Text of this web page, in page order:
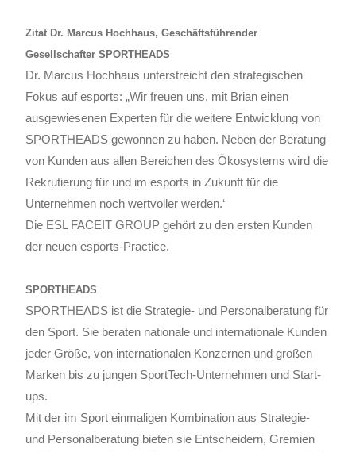
Zitat Dr. Marcus Hochhaus, Geschäftsführender
Gesellschafter SPORTHEADS
Dr. Marcus Hochhaus unterstreicht den strategischen
Fokus auf esports: „Wir freuen uns, mit Brian einen
ausgewiesenen Experten für die weitere Entwicklung von
SPORTHEADS gewonnen zu haben. Neben der Beratung
von Kunden aus allen Bereichen des Ökosystems wird die
Rekrutierung für und im esports in Zukunft für die
Unternehmen noch wertvoller werden.‘
Die ESL FACEIT GROUP gehört zu den ersten Kunden
der neuen esports-Practice.
SPORTHEADS
SPORTHEADS ist die Strategie- und Personalberatung für
den Sport. Sie beraten nationale und internationale Kunden
jeder Größe, von internationalen Konzernen und großen
Marken bis zu jungen SportTech-Unternehmen und Start-
ups.
Mit der im Sport einmaligen Kombination aus Strategie-
und Personalberatung bieten sie Entscheidern, Gremien